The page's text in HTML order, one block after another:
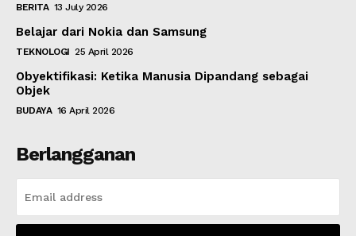
BERITA 13 July 2026
Belajar dari Nokia dan Samsung
TEKNOLOGI 25 April 2026
Obyektifikasi: Ketika Manusia Dipandang sebagai
Objek
BUDAYA 16 April 2026
Berlangganan